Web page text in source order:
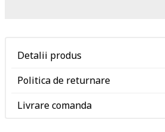
Detalii produs
Politica de returnare
Livrare comanda